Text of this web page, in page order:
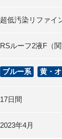
超低汚染リファイ
RSルーフ2液F（関
ブルー系 黄・
17日間
2023年4月